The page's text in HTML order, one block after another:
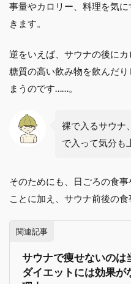
事量やカロリー、料理を気
きます。
逆をいえば、サウナの後にカ
糖質の高い飲み物を飲んだ
まうのです……。
裸で入るサウナ
で入って気分も
そのためにも、日ごろの食
ことに加え、サウナ前後の食
関連記事
サウナで痩せないのは
ダイエットには効果が